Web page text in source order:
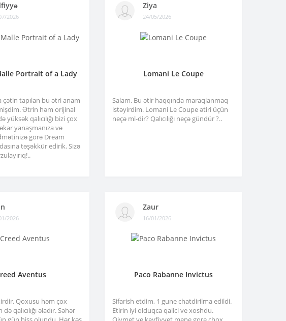
2026
Portrait of a Lady
çətin tapılan bu ətri anam
Ətrin həm orijinal
yüksək qalıcılığı bizi çox
yanaşmanıza və
görə Dream
təşəkkür edirik. Sizə
Ziya
24/05/2026
Lomani Le Coupe
Salam. Bu ətir haqqında maraqlanmaq
istəyirdim. Lomani Le Coupe ətiri üçün
neçə ml-dir? Qalıcılığı neçə gündür ?..
2026
Aventus
Qoxusu həm çox
qalıcılığı əladır. Səhər
Zaur
16/01/2026
Paco Rabanne Invictus
Sifarish etdim, 1 gune chatdirilma edildi.
Etirin iyi olduqca qalici ve xoshdu.